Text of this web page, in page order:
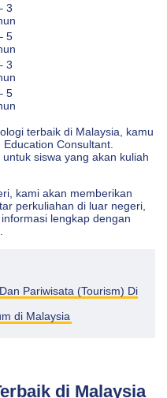
3
5
3
5
terbaik di Malaysia, kamu
Education Consultant.
siswa yang akan kuliah
kami akan memberikan
perkuliahan di luar negeri,
lengkap dengan
Pariwisata (Tourism) Di
di Malaysia
di Malaysia